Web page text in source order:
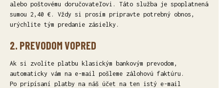
alebo poštovému doručovateľovi. Táto služba je spoplatnená
sumou 2,40 €. Vždy si prosím pripravte potrebný obnos,
urýchlite tým predanie zásielky.
2. PREVODOM VOPRED
Ak si zvolíte platbu klasickým bankovým prevodom,
automaticky vám na e-mail pošleme zálohovú faktúru.
Po pripísaní platby na náš účet na ten istý e-mail